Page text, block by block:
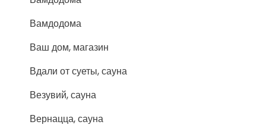
Вамдодома
Ваш дом, магазин
Вдали от суеты, сауна
Везувий, сауна
Вернацца, сауна